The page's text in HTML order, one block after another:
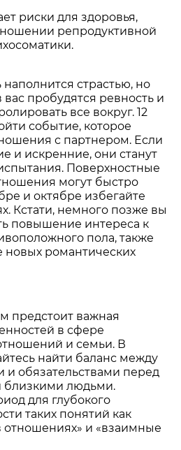
риски для здоровья,
репродуктивной
страстью, но
вас пробудятся ревность и
все вокруг. 12
событие, которое
с партнером. Если
и искренние, они станут
Поверхностные
могут быстро
и октябре избегайте
Кстати, немного позже вы
повышение интереса к
пола, также
романтических
предстоит важная
в сфере
и семьи. В
найти баланс между
обязательствами перед
людьми.
для глубокого
таких понятий как
и «взаимные